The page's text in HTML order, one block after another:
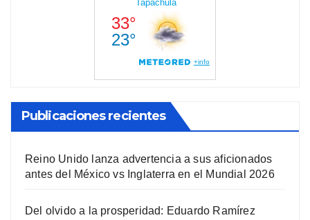
Publicaciones recientes
Reino Unido lanza advertencia a sus aficionados
antes del México vs Inglaterra en el Mundial 2026
Del olvido a la prosperidad: Eduardo Ramírez